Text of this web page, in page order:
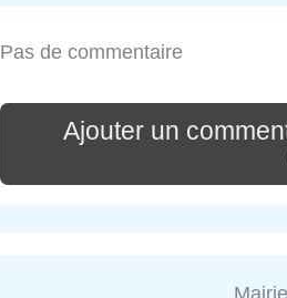
Pas de commentaire
Ajouter un
Mairie